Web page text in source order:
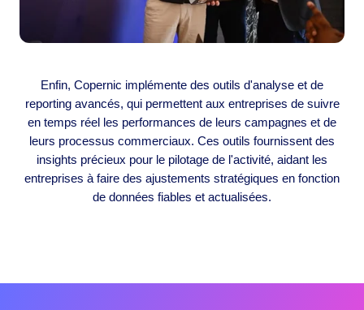
Enfin, Copernic implémente des outils d'analyse et de
reporting avancés, qui permettent aux entreprises de suivre
en temps réel les performances de leurs campagnes et de
leurs processus commerciaux. Ces outils fournissent des
insights précieux pour le pilotage de l'activité, aidant les
entreprises à faire des ajustements stratégiques en fonction
de données fiables et actualisées.